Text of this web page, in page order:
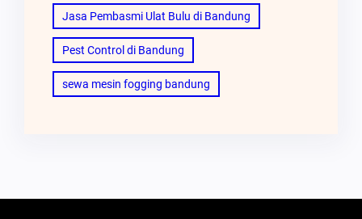
Jasa Pembasmi Ulat Bulu di Bandung
Pest Control di Bandung
sewa mesin fogging bandung